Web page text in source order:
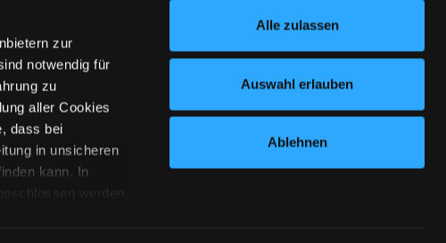
zur
notwendig für
zu
aller Cookies
dass bei
in unsicheren
kann. In
werden.
Alle zulassen
Auswahl erlauben
Ablehnen
Newsletter abonnieren
und keine Veranstaltung verpassen
jetzt abonnieren